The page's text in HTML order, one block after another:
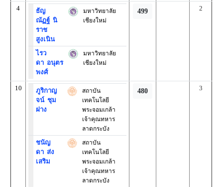
4
ธัญ
ณัฏฐ์นิ
ราช
สูงเนิน
มหาวิทยาลัย
เชียงใหม่
ไรว
ดาอนุตร
พงศ์
มหาวิทยาลัย
เชียงใหม่
499 2
10
ภูริกาญ
จน์ชุม
ฝาง
สถาบัน
เทคโนโลยี
พระจอมเกล้า
เจ้าคุณทหาร
ลาดกระบัง
ชนัญ
ดาส่ง
เสริม
สถาบัน
เทคโนโลยี
พระจอมเกล้า
เจ้าคุณทหาร
ลาดกระบัง
480 3